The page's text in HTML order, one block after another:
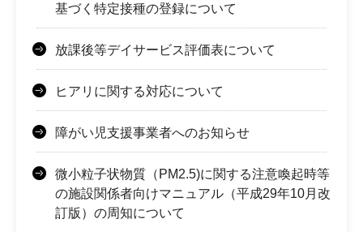
基づく特定接種の登録について
放課後等デイサービス評価表について
ヒアリに関する対応について
障がい児支援事業者へのお知らせ
微小粒子状物質（PM2.5)に関する注意喚起時等
の施設関係者向けマニュアル（平成29年10月改
訂版）の周知について